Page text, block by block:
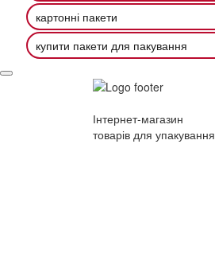
картонні пакети
купити пакети для пакування
Інтернет-магазин
товарів для упакування